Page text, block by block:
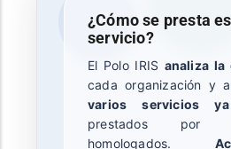
¿Cómo se presta
servicio?
El Polo IRIS analiza la
cada organización y
varios servicios
prestados por
homologados.